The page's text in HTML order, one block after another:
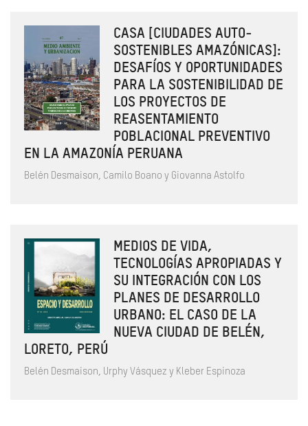
CASA [CIUDADES AUTO-
SOSTENIBLES AMAZÓNICAS]:
DESAFÍOS Y OPORTUNIDADES
PARA LA SOSTENIBILIDAD DE
LOS PROYECTOS DE
REASENTAMIENTO
POBLACIONAL PREVENTIVO
EN LA AMAZONÍA PERUANA
Belén Desmaison, Camilo Boano y Giovanna Astolfo
MEDIOS DE VIDA,
TECNOLOGÍAS APROPIADAS Y
SU INTEGRACIÓN CON LOS
PLANES DE DESARROLLO
URBANO: EL CASO DE LA
NUEVA CIUDAD DE BELÉN,
LORETO, PERÚ
Belén Desmaison, Urphy Vásquez y Kleber Espinoza